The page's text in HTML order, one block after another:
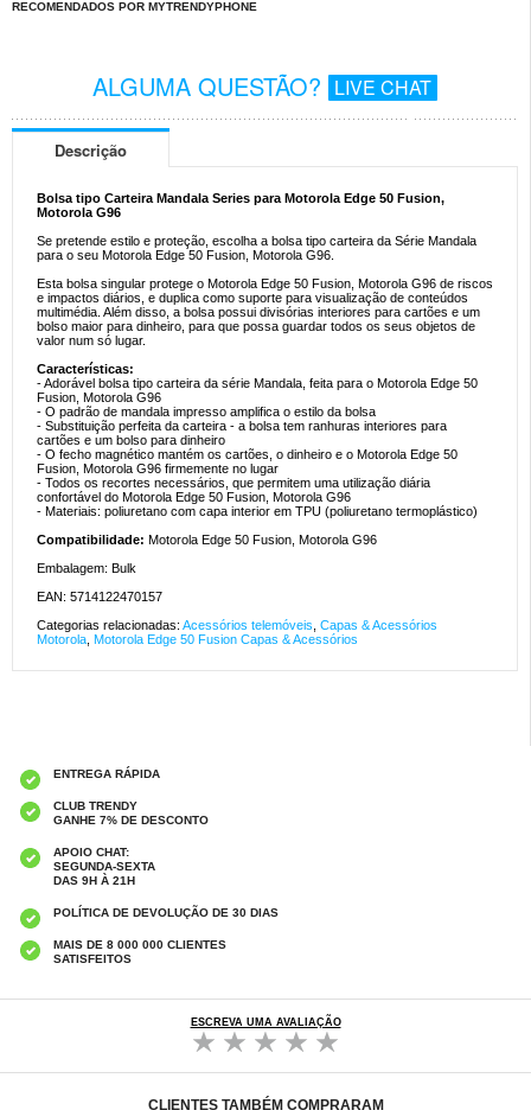
RECOMENDADOS POR MYTRENDYPHONE
ALGUMA QUESTÃO? LIVE CHAT
Descrição
Bolsa tipo Carteira Mandala Series para Motorola Edge 50 Fusion,
Motorola G96
Se pretende estilo e proteção, escolha a bolsa tipo carteira da Série Mandala
para o seu Motorola Edge 50 Fusion, Motorola G96.
Esta bolsa singular protege o Motorola Edge 50 Fusion, Motorola G96 de riscos
e impactos diários, e duplica como suporte para visualização de conteúdos
multimédia. Além disso, a bolsa possui divisórias interiores para cartões e um
bolso maior para dinheiro, para que possa guardar todos os seus objetos de
valor num só lugar.
Características:
- Adorável bolsa tipo carteira da série Mandala, feita para o Motorola Edge 50
Fusion, Motorola G96
- O padrão de mandala impresso amplifica o estilo da bolsa
- Substituição perfeita da carteira - a bolsa tem ranhuras interiores para
cartões e um bolso para dinheiro
- O fecho magnético mantém os cartões, o dinheiro e o Motorola Edge 50
Fusion, Motorola G96 firmemente no lugar
- Todos os recortes necessários, que permitem uma utilização diária
confortável do Motorola Edge 50 Fusion, Motorola G96
- Materiais: poliuretano com capa interior em TPU (poliuretano termoplástico)
Compatibilidade: Motorola Edge 50 Fusion, Motorola G96
Embalagem: Bulk
EAN: 5714122470157
Categorias relacionadas: Acessórios telemóveis Capas & Acessórios
Motorola Motorola Edge 50 Fusion Capas & Acessórios
ENTREGA RÁPIDA
CLUB TRENDY
GANHE 7% DE DESCONTO
APOIO CHAT:
SEGUNDA-SEXTA
DAS 9H À 21H
POLÍTICA DE DEVOLUÇÃO DE 30 DIAS
MAIS DE 8 000 000 CLIENTES
SATISFEITOS
ESCREVA UMA AVALIAÇÃO
CLIENTES TAMBÉM COMPRARAM